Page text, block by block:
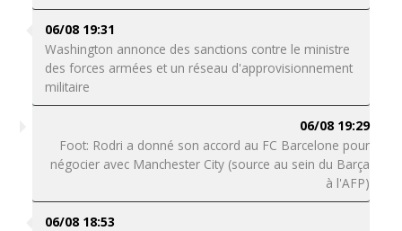
06/08 19:31
Washington annonce des sanctions contre le ministre
des forces armées et un réseau d'approvisionnement
militaire
06/08 19:29
Foot: Rodri a donné son accord au FC Barcelone pour
négocier avec Manchester City (source au sein du Barça
à l'AFP)
06/08 18:53